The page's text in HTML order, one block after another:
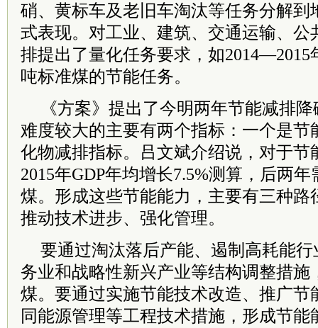
硝、黄标车及老旧车淘汰等任务分解到
式表现。对工业、建筑、交通运输、公
排提出了量化任务要求，如2014—2015
吨标准煤的节能任务。
《方案》提出了今明两年节能减排
难度较大的主要有两个指标：一个是节
化物减排指标。吕文斌介绍说，对于
2015年GDP年均增长7.5%测算，后两
煤。形成这些节能能力，主要有三种路
推动技术进步、强化管理。
要通过淘汰落后产能、遏制高耗能
务业和战略性新兴产业等结构调整措施
煤。要通过实施节能技术改造、推广节
同能源管理等工程技术措施，形成节能